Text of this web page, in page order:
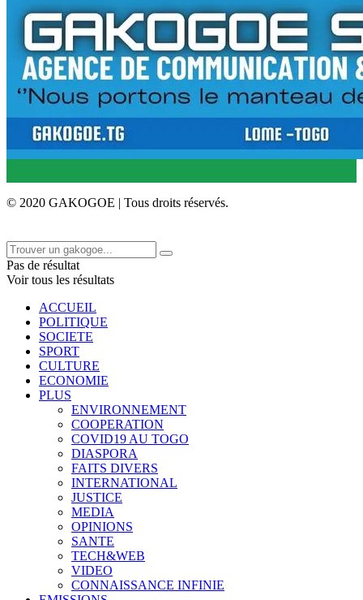
© 2020 GAKOGOE | Tous droits réservés.
Pas de résultat
Voir tous les résultats
ACCUEIL
POLITIQUE
SOCIETE
SPORT
CULTURE
ECONOMIE
PLUS
ENVIRONNEMENT
COOPERATION
COVID19 AU TOGO
DIASPORA
FAITS DIVERS
INTERNATIONAL
JUSTICE
MEDIA
OPINIONS
SANTE
TECH&WEB
VIDEO
CONNAISSANCE INFINIE